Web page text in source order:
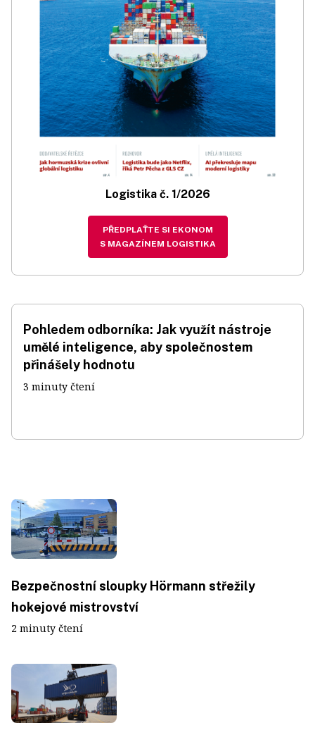
Logistika č. 1/2026
PŘEDPLAŤTE SI EKONOM
S MAGAZÍNEM LOGISTIKA
Pohledem odborníka: Jak využít nástroje
umělé inteligence, aby společnostem
přinášely hodnotu
3 minuty čtení
Bezpečnostní sloupky Hörmann střežily
hokejové mistrovství
2 minuty čtení